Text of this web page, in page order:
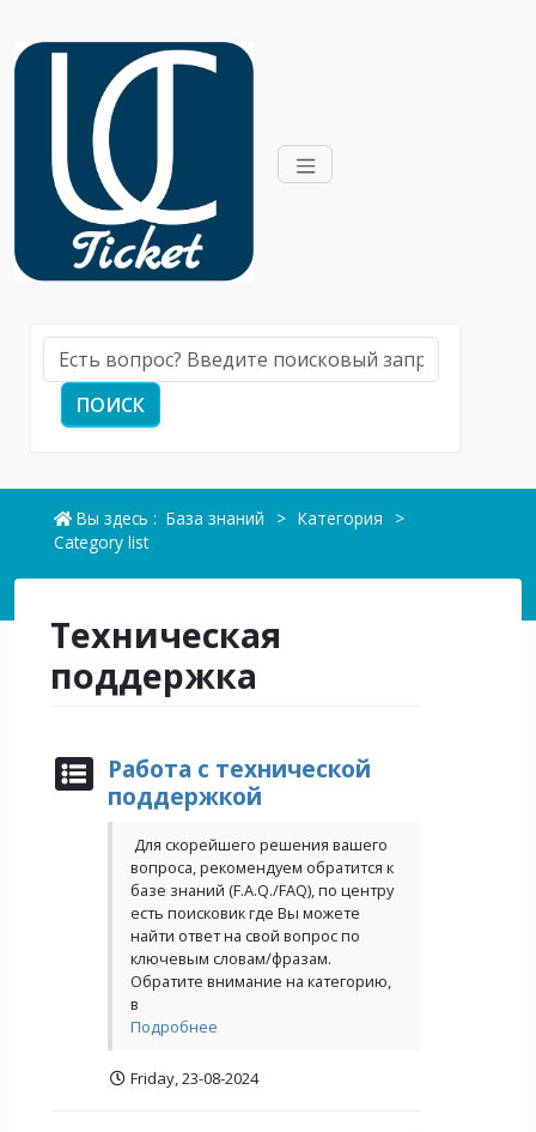
ПОИСК
Вы здесь : База знаний > Категория
>
Category list
Техническая
поддержка
Работа с технической
поддержкой
Для скорейшего решения вашего
вопроса, рекомендуем обратится к
базе знаний (F.A.Q./FAQ), по центру
есть поисковик где Вы можете
найти ответ на свой вопрос по
ключевым словам/фразам.
Обратите внимание на категорию,
в
Подробнее
Friday, 23-08-2024